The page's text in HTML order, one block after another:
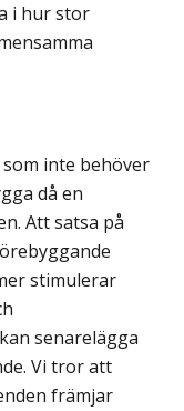
i hur stor
inte behöver
då en
Att satsa på
stimulerar
senarelägga
Vi tror att
främjar